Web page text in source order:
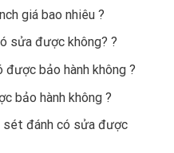
giá bao nhiêu ?
sửa được không? ?
bảo hành không ?
bảo hành không ?
đánh có sửa được